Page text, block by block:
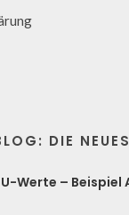
DIE
Werte – Beispiel